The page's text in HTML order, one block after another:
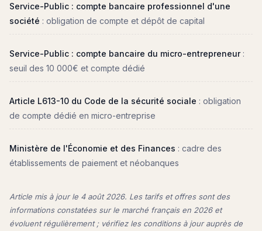
Service-Public : compte bancaire professionnel d'une
société : obligation de compte et dépôt de capital
Service-Public : compte bancaire du micro-entrepreneur :
seuil des 10 000€ et compte dédié
Article L613-10 du Code de la sécurité sociale : obligation
de compte dédié en micro-entreprise
Ministère de l'Économie et des Finances : cadre des
établissements de paiement et néobanques
Article mis à jour le 4 août 2026. Les tarifs et offres sont des
informations constatées sur le marché français en 2026 et
évoluent régulièrement ; vérifiez les conditions à jour auprès de